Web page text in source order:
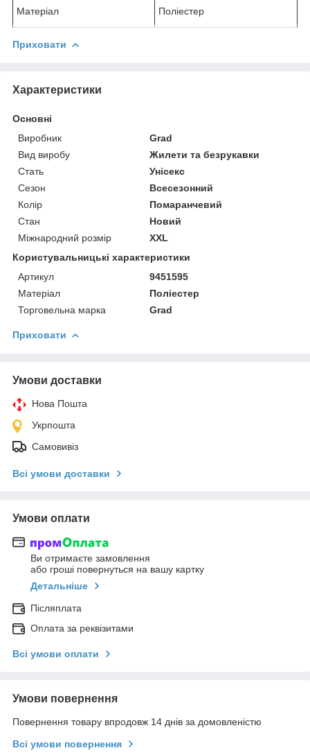
Матеріал Полiестер
Приховати
Характеристики
Основні
Виробник
Grad
Вид виробу
Жилети та безрукавки
Стать
Унісекс
Сезон
Всесезонний
Колір
Помаранчевий
Стан
Новий
Міжнародний розмір
XXL
Користувальницькі характеристики
Артикул
9451595
Матеріал
Поліестер
Торговельна марка
Grad
Приховати
Умови доставки
Нова Пошта
Укрпошта
Самовивіз
Всі умови доставки
Умови оплати
Ви отримаєте замовлення
або гроші повернуться на вашу картку
Детальніше
Післяплата
Оплата за реквізитами
Всі умови оплати
Умови повернення
Повернення товару впродовж 14 днів за домовленістю
Всі умови повернення